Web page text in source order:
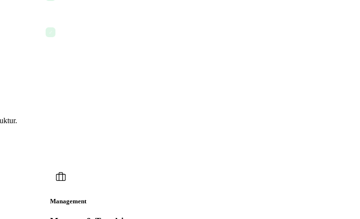
Management